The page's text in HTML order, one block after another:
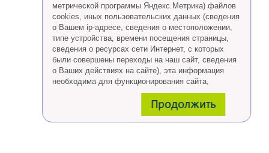
метрической программы Яндекс.Метрика) файлов
cookies, иных пользовательских данных (сведения
о Вашем ip-адресе, сведения о местоположении,
типе устройства, времени посещения страницы,
сведения о ресурсах сети Интернет, с которых
были совершены переходы на наш сайт, сведения
о Ваших действиях на сайте), эта информация
необходима для функционирования сайта,
проведения ретаргетинга, а также статистических
Eсли Вы согласны, продолжайте пользоваться
сайтом, если Вы не хотите, чтобы Ваши данные
Продолжить